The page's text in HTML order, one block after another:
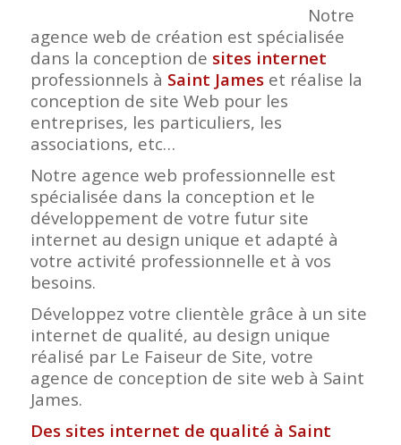
Notre
agence web de création est spécialisée
dans la conception de sites internet
professionnels à Saint Jameset réalise la
conception de site Web pour les
entreprises, les particuliers, les
associations, etc…
Notre agence web professionnelle est
spécialisée dans la conception et le
développement de votre futur site
internet au design unique et adapté à
votre activité professionnelle et à vos
besoins.
Développez votre clientèle grâce à un site
internet de qualité, au design unique
réalisé par Le Faiseur de Site, votre
agence de conception de site web à Saint
James.
Des sites internet de qualité à Saint